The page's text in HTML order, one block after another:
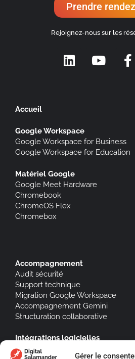
Gérer le
Prendre
Rejoignez-nous sur les
Accueil
Google Workspace
Google Workspace for Business
Google Workspace for Education
Matériel Google
Google Meet Hardware
Chromebook
ChromeOS Flex
Chromebox
Accompagnement
Audit sécurité
Support technique
Migration Google Workspace
Accompagnement Gemini
Structuration collaborative
Intégrations logicielles
Jump Cloud